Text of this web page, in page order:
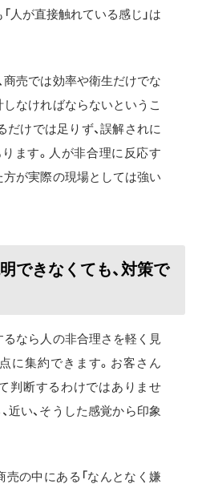
人が直接触れている感じ」は
商売では効率や衛生だけでな
しなければならないというこ
だけでは足りず、誤解されに
ます。人が非合理に反応す
方が実際の現場としては強い
できなくても、対策で
るなら人の非合理さを軽く見
に集約できます。お客さん
判断するわけではありませ
近い、そうした感覚から印象
売の中にある「なんとなく嫌